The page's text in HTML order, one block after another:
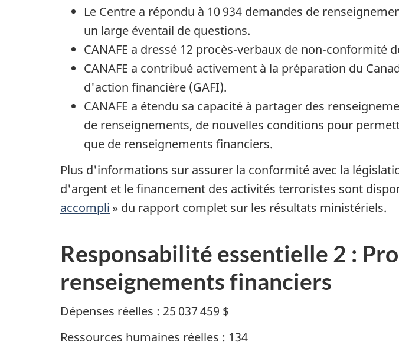
Le Centre a répondu à 10 934 demandes de
un large éventail de questions.
CANAFE a dressé 12 procès-verbaux de non-conformité
CANAFE a contribué activement à la préparation du
d'action financière (GAFI).
CANAFE a étendu sa capacité à partager des
de renseignements, de nouvelles conditions pour
que de renseignements financiers.
Plus d'informations sur assurer la conformité avec la
d'argent et le financement des activités terroristes sont
accompli » du rapport complet sur les résultats ministériels.
Responsabilité essentielle 2 :
renseignements financiers
Dépenses réelles : 25 037 459 $
Ressources humaines réelles : 134